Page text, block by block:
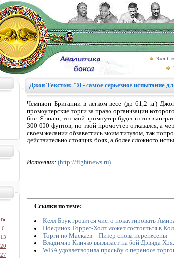
Зал
Вс
6
13
20
27
Джон Текстон: "Я - самое серьезное испытание
Чемпион Британии в легком весе (до 61,2 кг)
промоутерские торги за право организации
бое. Я знаю, что мой промоутер будет готов
300 000 фунтов, но твой промоутер отказался, а
своем желании обзавестись моим титулом, так
действительно стоящих боях, а более сложного
Источник: (http://fightnews.ru)
Ссылки по теме:
Келл Брук грозится чисто нокаутировать
Поединок Торрес-Холт может состояться в
Торги по Маскаев – Питер снова перенесены
Владимир Кличко вызывает на бой Дэвида
WBA удовлетворила просьбу о переносе